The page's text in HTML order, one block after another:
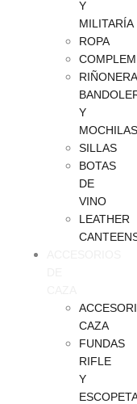
Y
MILITARÍA
ROPA
Y
MOCHILAS
SILLAS
BOTAS
DE
VINO
LEATHER
CAZA
FUNDAS
RIFLE
Y